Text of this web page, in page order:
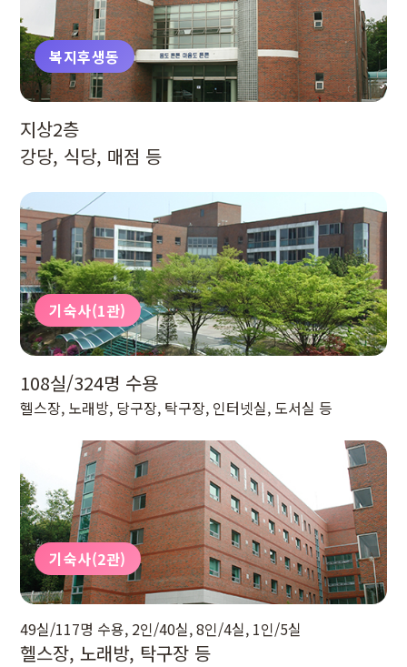
복지후생동
지상2층
강당, 식당, 매점 등
기숙사(1관)
108실/324명 수용
헬스장, 노래방, 당구장, 탁구장, 인터넷실, 도서실 등
기숙사(2관)
49실/117명 수용, 2인/40실, 8인/4실, 1인/5실
헬스장, 노래방, 탁구장 등